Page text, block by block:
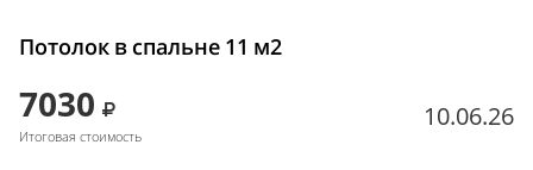
Потолок в спальне 11 м2
7030
Итоговая стоимость
10.06.26